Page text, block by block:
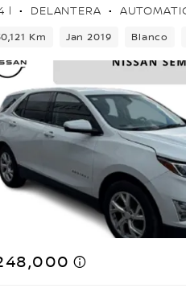
l
DELANTERA
Km Jan 2019 Blanco